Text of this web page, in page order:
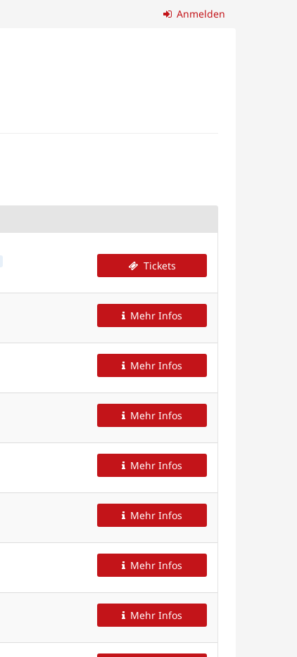
Anmelden
Tickets
Mehr Infos
Mehr Infos
Mehr Infos
Mehr Infos
Mehr Infos
Mehr Infos
Mehr Infos